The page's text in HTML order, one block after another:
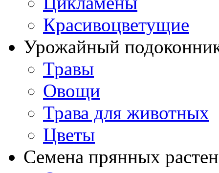
Красивоцветущие
Урожайный
Травы
Овощи
Трава для животных
Цветы
Семена прянных